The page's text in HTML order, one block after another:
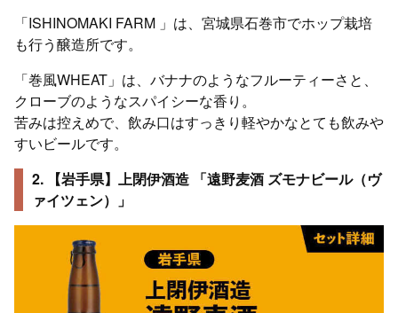
「ISHINOMAKI FARM 」は、宮城県石巻市でホップ栽培
も行う醸造所です。
「巻風WHEAT」は、バナナのようなフルーティーさと、
クローブのようなスパイシーな香り。
苦みは控えめで、飲み口はすっきり軽やかなとても飲みや
すいビールです。
2. 【岩手県】上閉伊酒造 「遠野麦酒 ズモナビール（ヴ
ァイツェン）」